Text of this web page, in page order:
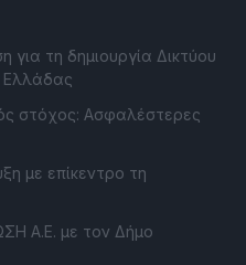
για τη δημιουργία Δικτύου
Ελλάδας
στόχος: Ασφαλέστερες
με επίκεντρο τη
Α.Ε. με τον Δήμο